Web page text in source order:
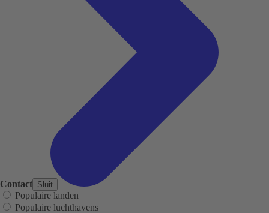
Contact Sluit
Populaire landen
Populaire luchthavens